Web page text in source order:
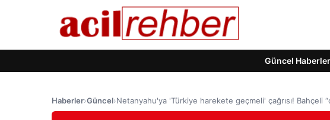
Güncel Haberler
Haberler›Güncel›Netanyahu'ya 'Türkiye harekete geçmeli' çağrısı!